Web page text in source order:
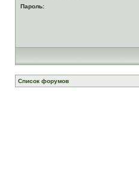
Пароль:
Список форумов